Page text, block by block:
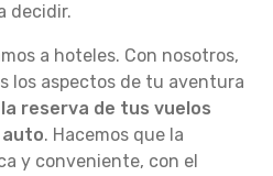
decidir.
a hoteles. Con nosotros,
los aspectos de tu aventura
la reserva de tus vuelos
. Hacemos que la
y conveniente, con el